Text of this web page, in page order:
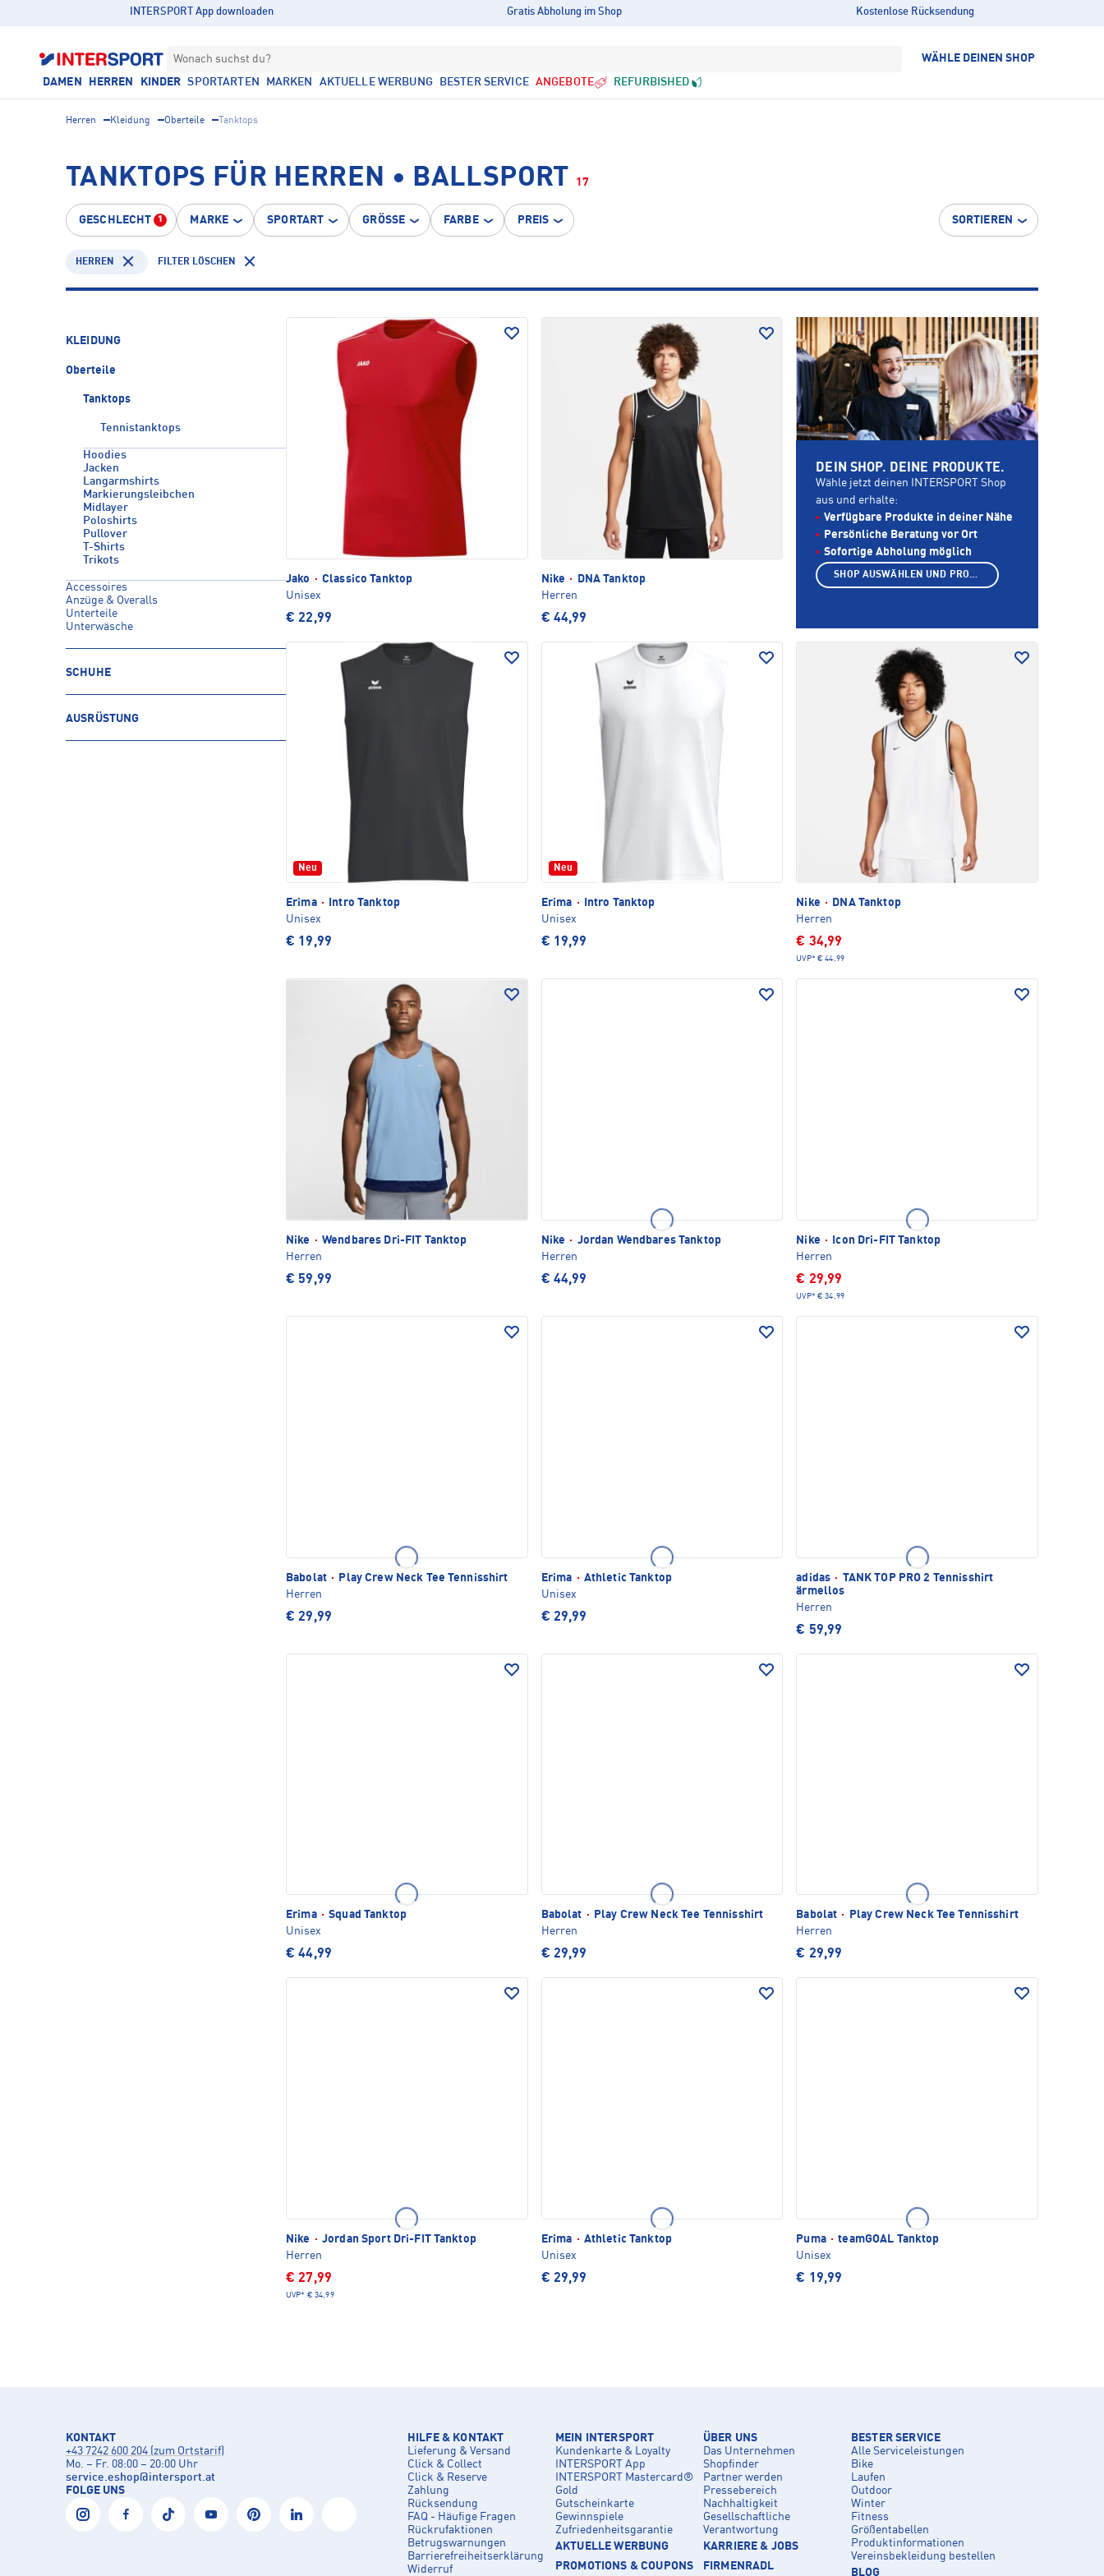
INTERSPORT App downloaden Gratis Abholung im Shop Kostenlose Rücksendung
Wonach suchst du? WÄHLE DEINEN SHOP
DAMEN HERREN KINDER SPORTARTEN MARKEN AKTUELLE WERBUNG BESTER SERVICE ANGEBOTE REFURBISHED
Herren Kleidung Oberteile Tanktops
TANKTOPS FÜR HERREN • BALLSPORT 17
GESCHLECHT 1 MARKE SPORTART GRÖSSE FARBE PREIS SORTIEREN
HERREN FILTER LÖSCHEN
KLEIDUNG
Oberteile
Tanktops
Tennistanktops
Hoodies
Jacken
Langarmshirts
Markierungsleibchen
Midlayer
Poloshirts
Pullover
T-Shirts
Trikots
Accessoires
Anzüge & Overalls
Unterteile
Unterwäsche
SCHUHE
AUSRÜSTUNG
Jako · Classico Tanktop
Unisex
€ 22,99
Nike ·
DNA Tanktop
Herren
€ 44,99
Neu
Erima ·
Intro Tanktop
Unisex
€ 19,99
Neu
Erima ·
Intro Tanktop
Unisex
€ 19,99
Nike ·
DNA Tanktop
Herren
€ 34,99
UVP* € 44,99
Nike · Wendbares Dri-FIT Tanktop
Herren
€ 59,99
Nike · Jordan Wendbares Tanktop
Herren
€ 44,99
Nike ·
Icon Dri-FIT Tanktop
Herren
€ 29,99
UVP* € 34,99
Babolat ·
Play Crew Neck Tee Tennisshirt
Herren
€ 29,99
Erima · Athletic Tanktop
Unisex
€ 29,99
adidas · TANK TOP PRO 2 Tennisshirt
ärmellos
Herren
€ 59,99
Erima · Squad Tanktop
Unisex
€ 44,99
Babolat ·
Play Crew Neck Tee Tennisshirt
Herren
€ 29,99
Babolat ·
Play Crew Neck Tee Tennisshirt
Herren
€ 29,99
Nike · Jordan Sport Dri-FIT Tanktop
Herren
€ 27,99
UVP* € 34,99
Erima · Athletic Tanktop
Unisex
€ 29,99
Puma · teamGOAL Tanktop
Unisex
€ 19,99
DEIN SHOP. DEINE PRODUKTE.
Wähle jetzt deinen INTERSPORT Shop
aus und erhalte:
Verfügbare Produkte in deiner Nähe
Persönliche Beratung vor Ort
Sofortige Abholung möglich
SHOP AUSWÄHLEN UND PRODUKTE ANZEIGEN
KONTAKT
+43 7242 600 204 (zum Ortstarif)
Mo. – Fr. 08:00 – 20:00 Uhr
service.eshop@intersport.at
FOLGE UNS
HILFE & KONTAKT
Lieferung & Versand
Click & Collect
Click & Reserve
Zahlung
Rücksendung
FAQ - Häufige Fragen
Rückrufaktionen
Betrugswarnungen
Barrierefreiheitserklärung
Widerruf
MEIN INTERSPORT
Kundenkarte & Loyalty
INTERSPORT App
INTERSPORT Mastercard®
Gold
Gutscheinkarte
Gewinnspiele
Zufriedenheitsgarantie
AKTUELLE WERBUNG
PROMOTIONS & COUPONS
ÜBER UNS
Das Unternehmen
Shopfinder
Partner werden
Pressebereich
Nachhaltigkeit
Gesellschaftliche
Verantwortung
KARRIERE & JOBS
FIRMENRADL
BESTER SERVICE
Alle Serviceleistungen
Bike
Laufen
Outdoor
Winter
Fitness
Größentabellen
Produktinformationen
Vereinsbekleidung bestellen
BLOG